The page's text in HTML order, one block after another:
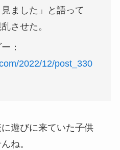
ました」と語って
させた。
：
2022/12/post_330
遊びに来ていた子供
ね。